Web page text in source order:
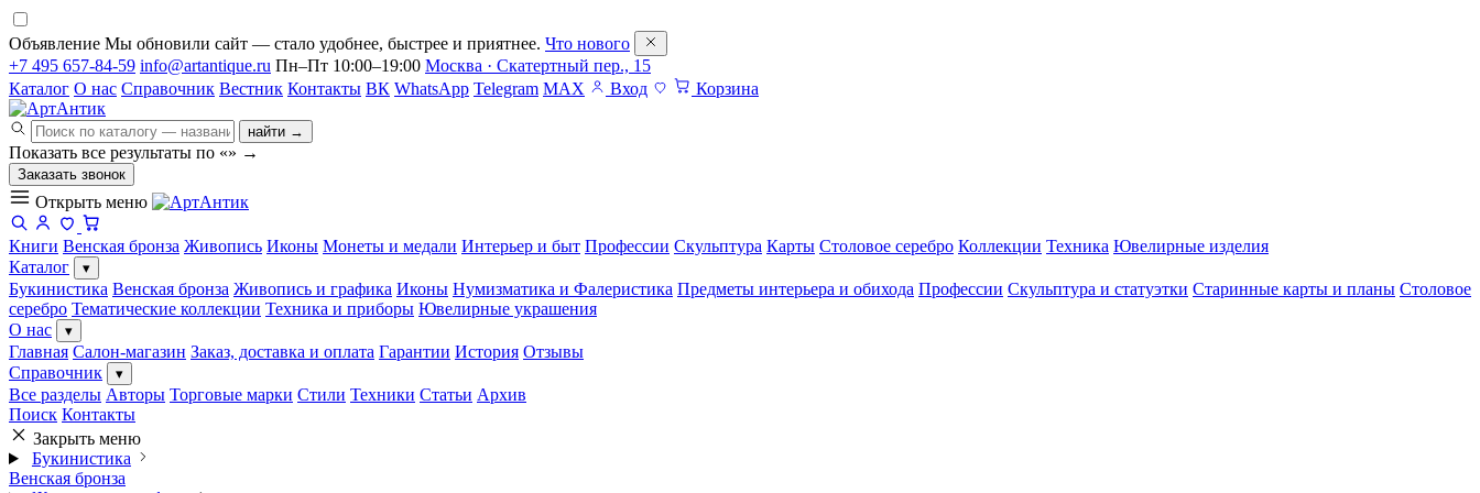
Объявление Мы обновили сайт — стало удобнее, быстрее и приятнее. Что нового
+7 495 657-84-59 info@artantique.ru Пн–Пт 10:00–19:00 Москва · Скатертный пер., 15
Каталог О нас Справочник Вестник Контакты ВК WhatsApp Telegram MAX Вход Корзина
найти →
Показать все результаты по «» →
Заказать звонок
Открыть меню
Книги Венская бронза Живопись Иконы Монеты и медали Интерьер и быт Профессии Скульптура Карты Столовое серебро Коллекции Техника Ювелирные изделия
Каталог
▾
Букинистика Венская бронза Живопись и графика Иконы Нумизматика и Фалеристика Предметы интерьера и обихода Профессии Скульптура и статуэтки Старинные карты и планы Столовое
серебро Тематические коллекции Техника и приборы Ювелирные украшения
О нас
▾
Главная Салон-магазин Заказ, доставка и оплата Гарантии История Отзывы
Справочник
▾
Все разделы Авторы Торговые марки Стили Техники Статьи Архив
Поиск Контакты
Закрыть меню
Букинистика
Венская бронза